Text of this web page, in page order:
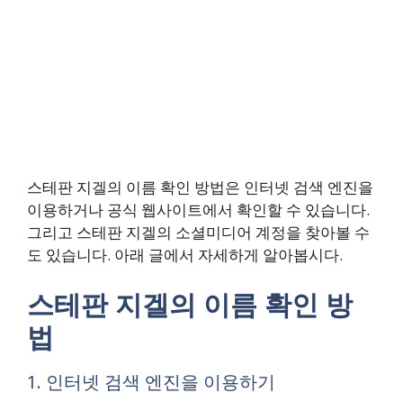
스테판 지겔의 이름 확인 방법은 인터넷 검색 엔진을
이용하거나 공식 웹사이트에서 확인할 수 있습니다.
그리고 스테판 지겔의 소셜미디어 계정을 찾아볼 수
도 있습니다. 아래 글에서 자세하게 알아봅시다.
스테판 지겔의 이름 확인 방
법
1. 인터넷 검색 엔진을 이용하기